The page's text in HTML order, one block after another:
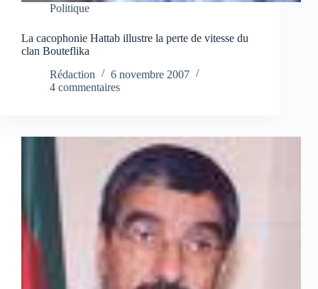
Politique
La cacophonie Hattab illustre la perte de vitesse du
clan Bouteflika
Rédaction
6 novembre 2007
4 commentaires